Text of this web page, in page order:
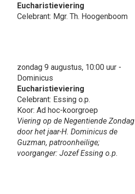
Eucharistieviering
Celebrant: Mgr. Th. Hoogenboom
zondag 9 augustus, 10:00 uur -
Dominicus
Eucharistieviering
Celebrant: Essing o.p.
Koor: Ad hoc-koorgroep
Viering op de Negentiende Zondag
door het jaar-H. Dominicus de
Guzman, patroonheilige;
voorganger: Jozef Essing o.p.